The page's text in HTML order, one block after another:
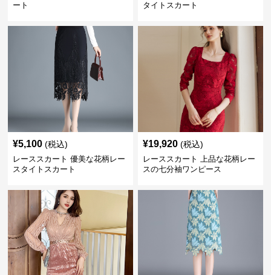
ート
タイトスカート
¥5,100 (税込)
レーススカート 優美な花柄レー
スタイトスカート
¥19,920 (税込)
レーススカート 上品な花柄レー
スの七分袖ワンピース